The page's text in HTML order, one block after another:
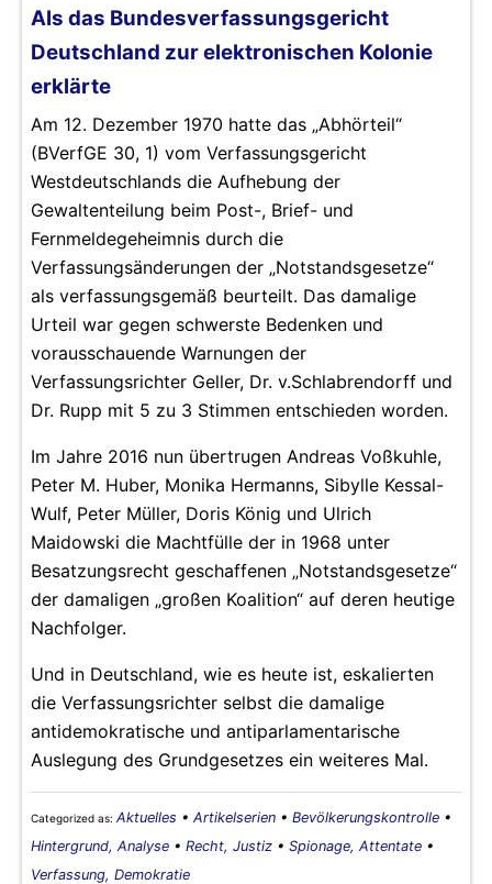
Als das Bundesverfassungsgericht
Deutschland zur elektronischen Kolonie
erklärte
Am 12. Dezember 1970 hatte das „Abhörteil“
(BVerfGE 30, 1) vom Verfassungsgericht
Westdeutschlands die Aufhebung der
Gewaltenteilung beim Post-, Brief- und
Fernmeldegeheimnis durch die
Verfassungsänderungen der „Notstandsgesetze“
als verfassungsgemäß beurteilt. Das damalige
Urteil war gegen schwerste Bedenken und
vorausschauende Warnungen der
Verfassungsrichter Geller, Dr. v.Schlabrendorff und
Dr. Rupp mit 5 zu 3 Stimmen entschieden worden.
Im Jahre 2016 nun übertrugen Andreas Voßkuhle,
Peter M. Huber, Monika Hermanns, Sibylle Kessal-
Wulf, Peter Müller, Doris König und Ulrich
Maidowski die Machtfülle der in 1968 unter
Besatzungsrecht geschaffenen „Notstandsgesetze“
der damaligen „großen Koalition“ auf deren heutige
Nachfolger.
Und in Deutschland, wie es heute ist, eskalierten
die Verfassungsrichter selbst die damalige
antidemokratische und antiparlamentarische
Auslegung des Grundgesetzes ein weiteres Mal.
Categorized as: Aktuelles • Artikelserien • Bevölkerungskontrolle •
Hintergrund, Analyse • Recht, Justiz • Spionage, Attentate •
Verfassung, Demokratie